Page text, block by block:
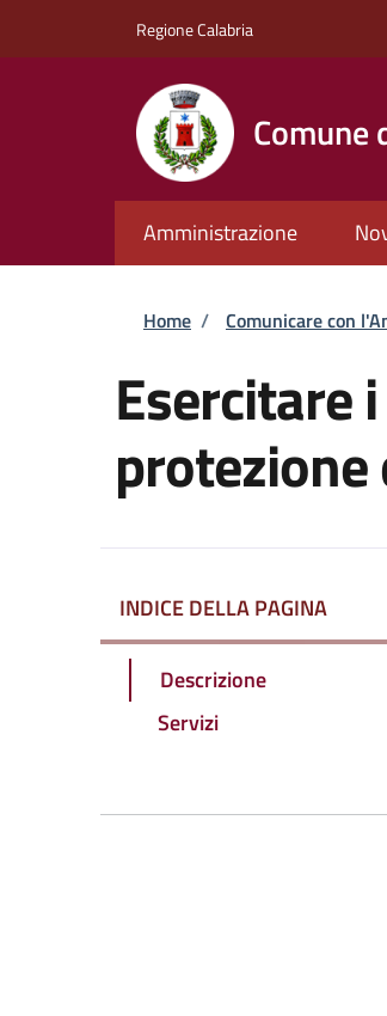
Regione Calabria
Comune
Amministrazione
Briciole di
Home / Comunicare con
Esercitare
INDICE DELLA PAGINA
Descrizione
Servizi